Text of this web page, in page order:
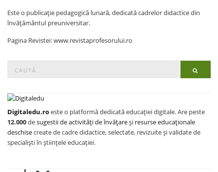
Este o publicație pedagogică lunară, dedicată cadrelor didactice din
învățământul preuniversitar.
Pagina Revistei: www.revistaprofesorului.ro
for:
Digitaledu.roeste o platformă dedicată educației digitale. Are peste
12.000desugestii de activități de învățareși resurse educaționale
deschisecreate de cadre didactice, selectate, revizuite și validate de
specialiști în științele educației.